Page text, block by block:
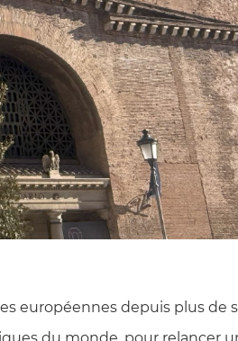
européennes depuis plus de